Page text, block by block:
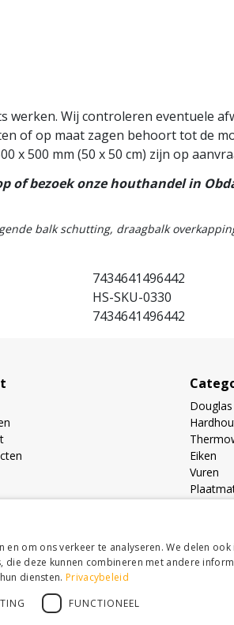
werken. Wij controleren eventuele
of op maat zagen behoort tot de
x 500 mm (50 x 50 cm) zijn op
of bezoek onze houthandel in
balk schutting, draagbalk
7434641496442
HS-SKU-0330
7434641496442
Douglas
Eiken
Vuren
om ons verkeer te analyseren. We delen
deze kunnen combineren met andere
diensten. Privacybeleid
FUNCTIONEEL